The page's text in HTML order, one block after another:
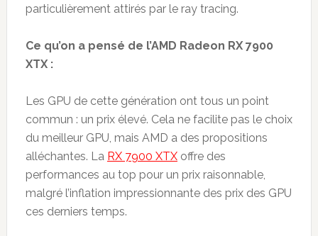
particulièrement attirés par le ray tracing.
Ce qu’on a pensé de l’AMD Radeon RX 7900
XTX :
Les GPU de cette génération ont tous un point
commun : un prix élevé. Cela ne facilite pas le choix
du meilleur GPU, mais AMD a des propositions
alléchantes. La RX 7900 XTXoffre des
performances au top pour un prix raisonnable,
malgré l’inflation impressionnante des prix des GPU
ces derniers temps.